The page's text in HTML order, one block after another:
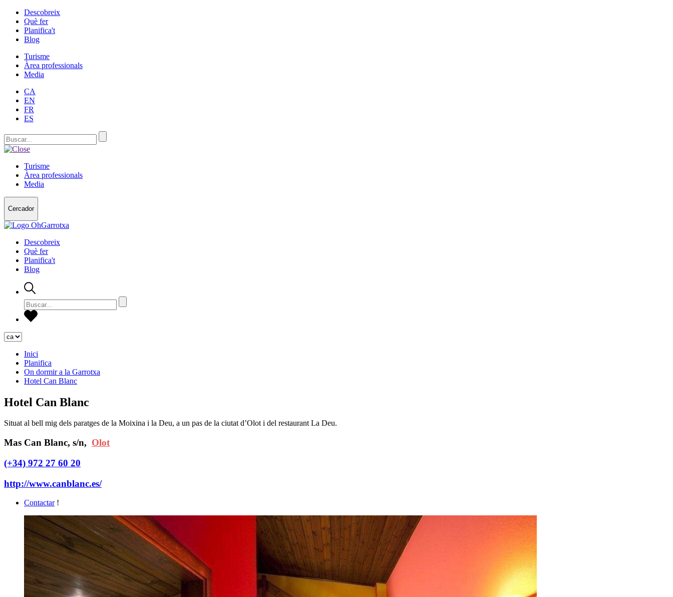
Descobreix
Què fer
Planifica't
Blog
Turisme
Àrea professionals
Media
CA
EN
FR
ES
Turisme
Àrea professionals
Media
Cercador
Descobreix
Què fer
Planifica't
Blog
Inici
Planifica
On dormir a la Garrotxa
Hotel Can Blanc
Hotel Can Blanc
Situat al bell mig dels paratges de la Moixina i la Deu, a un pas de la ciutat d’Olot i del restaurant La Deu.
Mas Can Blanc, s/n, Olot
(+34) 972 27 60 20
http://www.canblanc.es/
Contactar !